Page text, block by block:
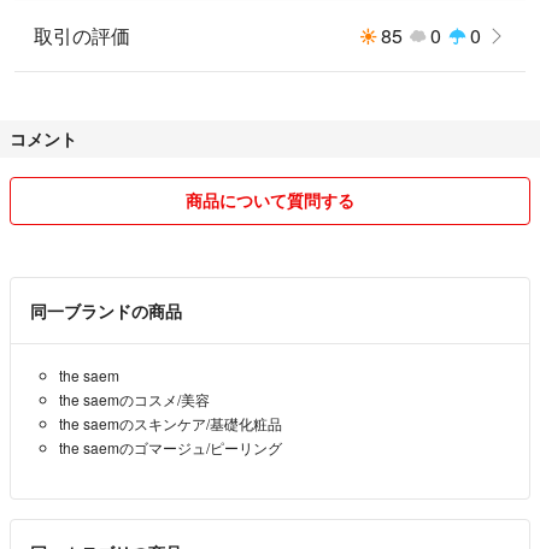
取引の評価 85 0 0
コメント
商品について質問する
同一ブランドの商品
the saem
the saemのコスメ/美容
the saemのスキンケア/基礎化粧品
the saemのゴマージュ/ピーリング